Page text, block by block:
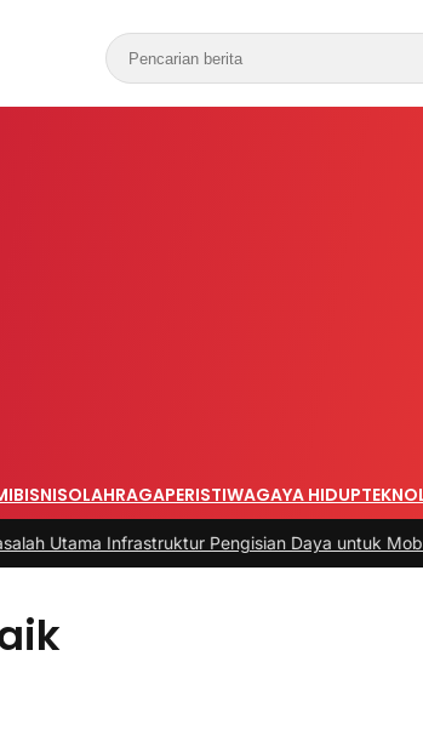
BISNISOLAHRAGAPERISTIWAGAYA HIDUP
Infrastruktur Pengisian Daya untuk Mobil Listrik